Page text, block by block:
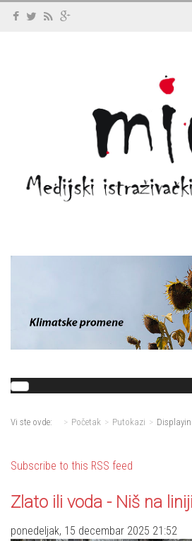
Vi ste ovde: Početak Putokazi
Subscribe to this RSS feed
Zlato ili voda - Niš na
ponedeljak, 15 decembar 2025 21:52